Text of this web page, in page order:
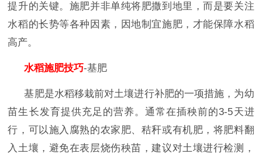
提升的关键。施肥并非单纯将肥撒到地里，而是要关注
水稻的长势等各种因素，因地制宜施肥，才能保障水稻
高产。
水稻施肥技巧-基肥
基肥是水稻移栽前对土壤进行补肥的一项措施，为幼
苗生长发育提供充足的营养。通常在插秧前的3-5天进
行，可以施入腐熟的农家肥、秸秆或有机肥，将肥料翻
入土壤，避免在表层烧伤秧苗，建议对土壤进行检测，